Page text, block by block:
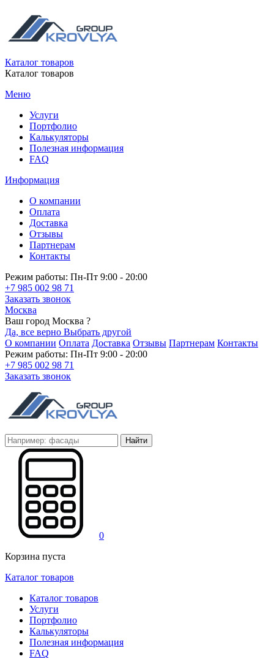
Каталог товаров
Каталог товаров
Меню
Услуги
Портфолио
Калькуляторы
Полезная информация
FAQ
Информация
О компании
Оплата
Доставка
Отзывы
Партнерам
Контакты
Режим работы: Пн-Пт 9:00 - 20:00
+7 985 002 98 71
Заказать звонок
Москва
Ваш город Москва ?
Да, все верно Выбрать другой
О компании Оплата Доставка Отзывы Партнерам Контакты
Режим работы: Пн-Пт 9:00 - 20:00
+7 985 002 98 71
Заказать звонок
Найти
0
Корзина пуста
Каталог товаров
Каталог товаров
Услуги
Портфолио
Калькуляторы
Полезная информация
FAQ